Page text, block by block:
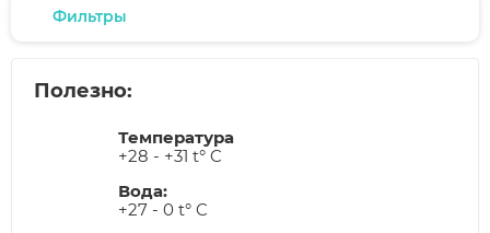
Фильтры
Полезно:
Температура
+28 - +31 t° C
Вода:
+27 - 0 t° C